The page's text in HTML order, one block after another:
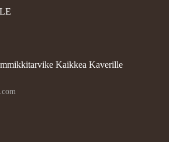
Kaikkea Kaverille